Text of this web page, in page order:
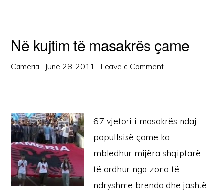
Në kujtim të masakrës çame
Cameria · June 28, 2011 · Leave a Comment
67 vjetori i masakrës ndaj
popullsisë çame ka
mbledhur mijëra shqiptarë
të ardhur nga zona të
ndryshme brenda dhe jashtë